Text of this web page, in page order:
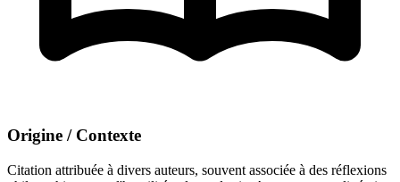
Origine / Contexte
Citation attribuée à divers auteurs, souvent associée à des réflexions